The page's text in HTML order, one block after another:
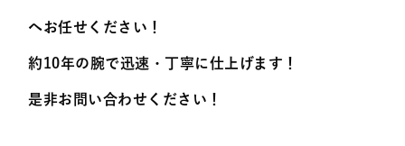
へお任せください！
約10年の腕で迅速・丁寧に仕上げます！
是非お問い合わせください！